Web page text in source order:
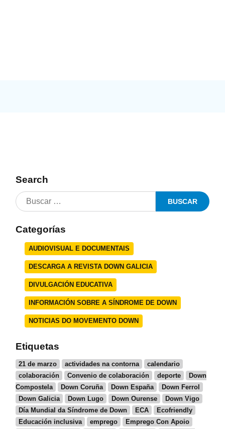
Search
Categorías
AUDIOVISUAL E DOCUMENTAIS
DESCARGA A REVISTA DOWN GALICIA
DIVULGACIÓN EDUCATIVA
INFORMACIÓN SOBRE A SÍNDROME DE DOWN
NOTICIAS DO MOVEMENTO DOWN
Etiquetas
21 de marzo actividades na contorna
calendario
colaboración
Convenio de colaboración deporte
Down
Compostela
Down Coruña Down España
Down Ferrol
Down Galicia
Down Lugo Down Ourense
Down Vigo
Día Mundial da Síndrome de Down
ECA
Ecofriendly
Educación inclusiva
emprego
Emprego Con Apoio